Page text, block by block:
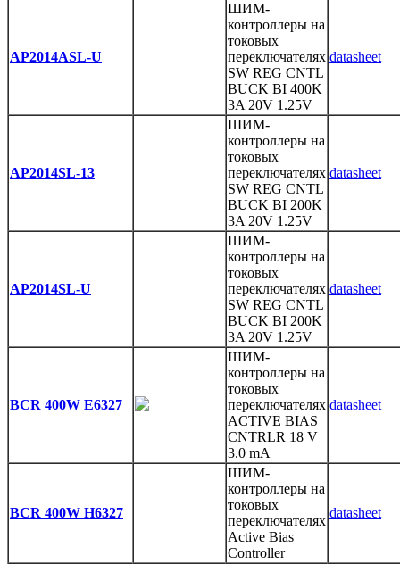
AP2014ASL-U
ШИМ-
контроллеры на
токовых
переключателях
SW REG CNTL
BUCK BI 400K
3A 20V 1.25V
datasheet
AP2014SL-13
ШИМ-
контроллеры на
токовых
переключателях
SW REG CNTL
BUCK BI 200K
3A 20V 1.25V
datasheet
AP2014SL-U
ШИМ-
контроллеры на
токовых
переключателях
SW REG CNTL
BUCK BI 200K
3A 20V 1.25V
datasheet
BCR 400W E6327
ШИМ-
контроллеры на
токовых
переключателях
ACTIVE BIAS
CNTRLR 18 V
3.0 mA
datasheet
BCR 400W H6327
ШИМ-
контроллеры на
токовых
переключателях
Active Bias
Controller
datasheet